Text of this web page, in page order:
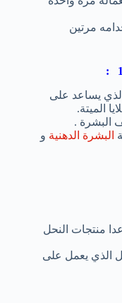
مرتين
يساعد على
الميتة.
البشرة .
البشرة الدهنية و
منتجات النحل
الذي يعمل على